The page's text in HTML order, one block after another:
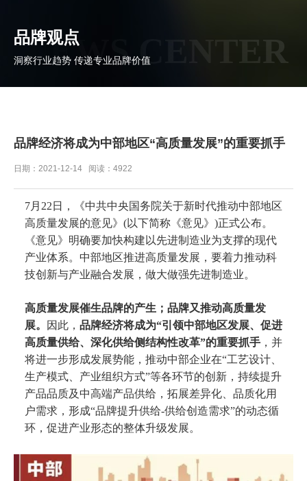
品牌观点
洞察行业趋势 传递专业品牌价值
NEWS CENTER
品牌经济将成为中部地区“高质量发展”的重要抓手
日期：2021-12-14 阅读：4922
7月22日，《中共中央国务院关于新时代推动中部地区
高质量发展的意见》(以下简称《意见》)正式公布。
《意见》明确要加快构建以先进制造业为支撑的现代
产业体系。中部地区推进高质量发展，要着力推动科
技创新与产业融合发展，做大做强先进制造业。
高质量发展催生品牌的产生；品牌又推动高质量发
展。
因此， 品牌经济将成为“引领中部地区发展、促进
高质量供给、深化供给侧结构性改革”的重要抓手 ，并
将进一步形成发展势能，推动中部企业在“工艺设计、
生产模式、产业组织方式”等各环节的创新，持续提升
产品品质及中高端产品供给，拓展差异化、品质化用
户需求，形成“品牌提升供给-供给创造需求”的动态循
环，促进产业形态的整体升级发展。